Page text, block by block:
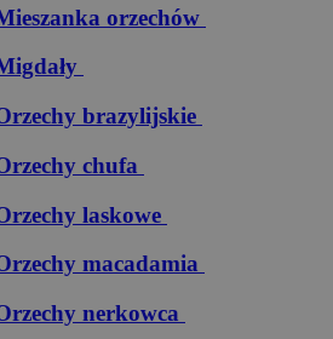
orzechów
brazylijskie
chufa
laskowe
macadamia
nerkowca